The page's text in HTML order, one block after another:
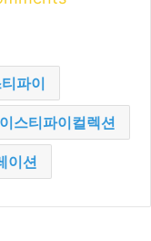
파이
스티파이컬렉션
이션